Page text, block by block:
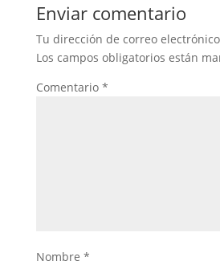
Enviar comentario
Tu dirección de correo
Los campos obligatorios están
Comentario *
Nombre *